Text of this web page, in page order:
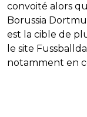
convoité alors
Borussia
est la cible de
le site
notamment en